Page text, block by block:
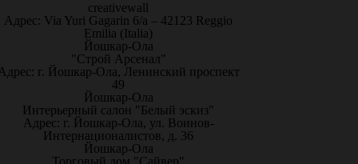
creativewall
Адрес: Via Yuri Gagarin 6/a – 42123 Reggio
Emilia (Italia)
Йошкар-Ола
"Строй Арсенал"
г. Йошкар-Ола, Ленинский проспект
49
Йошкар-Ола
Интерьерный салон "Белый эскиз"
Адрес: г. Йошкар-Ола, ул. Воинов-
Интернационалистов, д. 36
Йошкар-Ола
Торговый дом "Сайвер"